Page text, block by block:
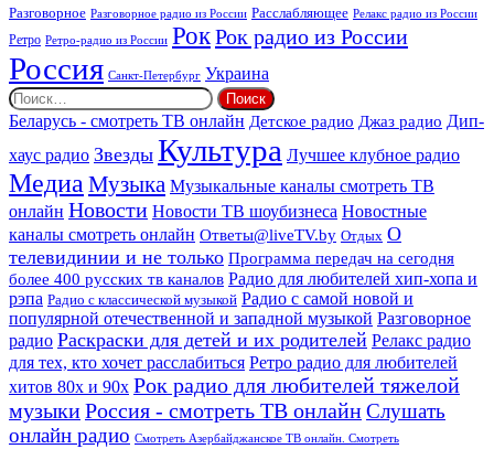
Разговорное Разговорное радио из России Расслабляющее Релакс радио из России
Ретро Ретро-радио из России РокРок радио из России
Россия Санкт-Петербург Украина
Найти:
Беларусь - смотреть ТВ онлайн Детское радио Джаз радио Дип-
хаус радио Звезды Культура Лучшее клубное радио
Медиа Музыка Музыкальные каналы смотреть ТВ
онлайн Новости Новости ТВ шоубизнеса Новостные
каналы смотреть онлайн Ответы@liveTV.by Отдых О
телевидинии и не только Программа передач на сегодня
более 400 русских тв каналов Радио для любителей хип-хопа и
рэпа Радио с классической музыкой Радио с самой новой и
популярной отечественной и западной музыкой Разговорное
радио Раскраски для детей и их родителей Релакс радио
для тех, кто хочет расслабиться Ретро радио для любителей
хитов 80х и 90х Рок радио для любителей тяжелой
музыкиРоссия - смотреть ТВ онлайнСлушать
онлайн радио Смотреть Азербайджанское ТВ онлайн. Смотреть